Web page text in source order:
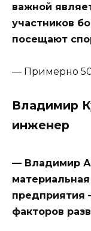
важной
участников
посещают
— Примерно
Владимир
инженер
— Владимир
предприятия
факторов